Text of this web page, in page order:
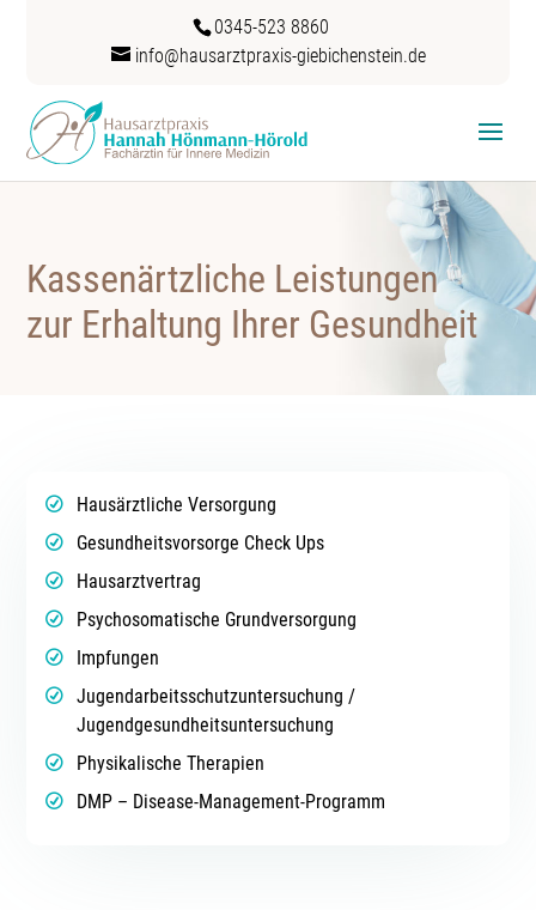
o
0345-523 8860
info@hausarztpraxis-giebichenstein.de
Kassenärtzliche Leistungen
zur Erhaltung Ihrer Gesundheit
Hausärztliche Versorgung
Gesundheitsvorsorge Check Ups
Hausarztvertrag
Psychosomatische Grundversorgung
Impfungen
Jugendarbeitsschutzuntersuchung /
Jugendgesundheitsuntersuchung
Physikalische Therapien
DMP – Disease-Management-Programm